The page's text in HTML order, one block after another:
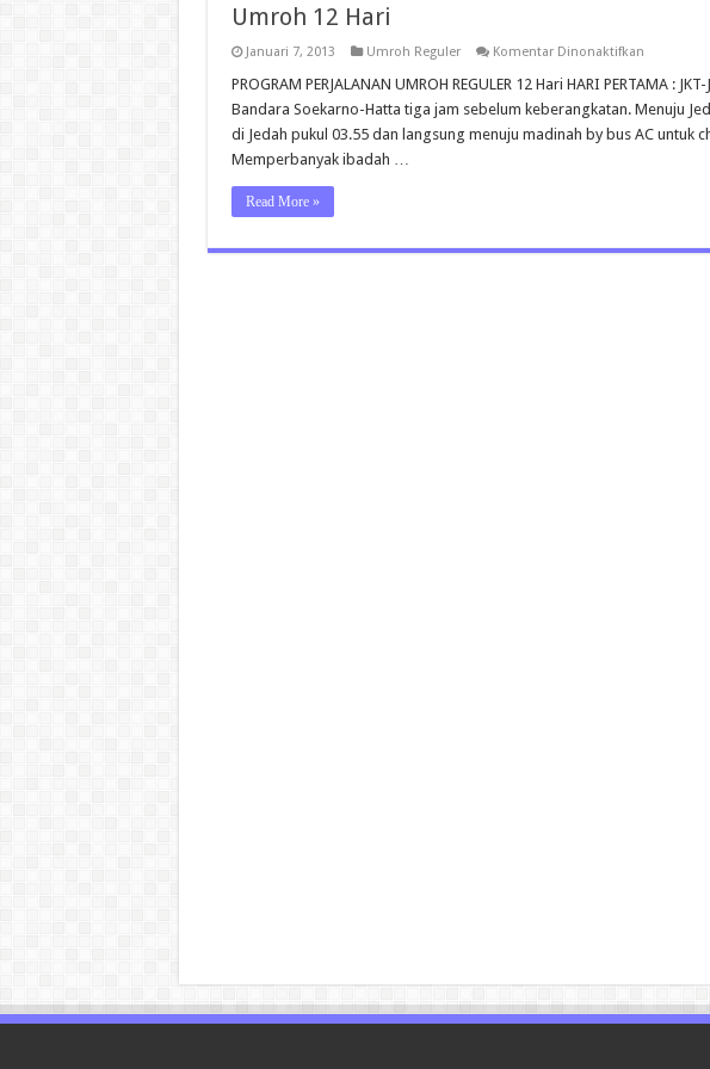
Umroh 12 Hari
Januari 7, 2013 Umroh Reguler Komentar Dinonaktifkanpada
12
PROGRAM PERJALANAN UMROH REGULER 12 Hari HARI PERTAMA :
Bandara Soekarno-Hatta tiga jam sebelum keberangkatan. Menuju
di Jedah pukul 03.55 dan langsung menuju madinah by bus AC untuk
Memperbanyak ibadah …
Read More »